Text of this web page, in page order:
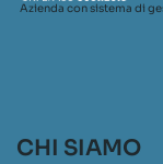
Azienda con sistema di
CHI SIAMO